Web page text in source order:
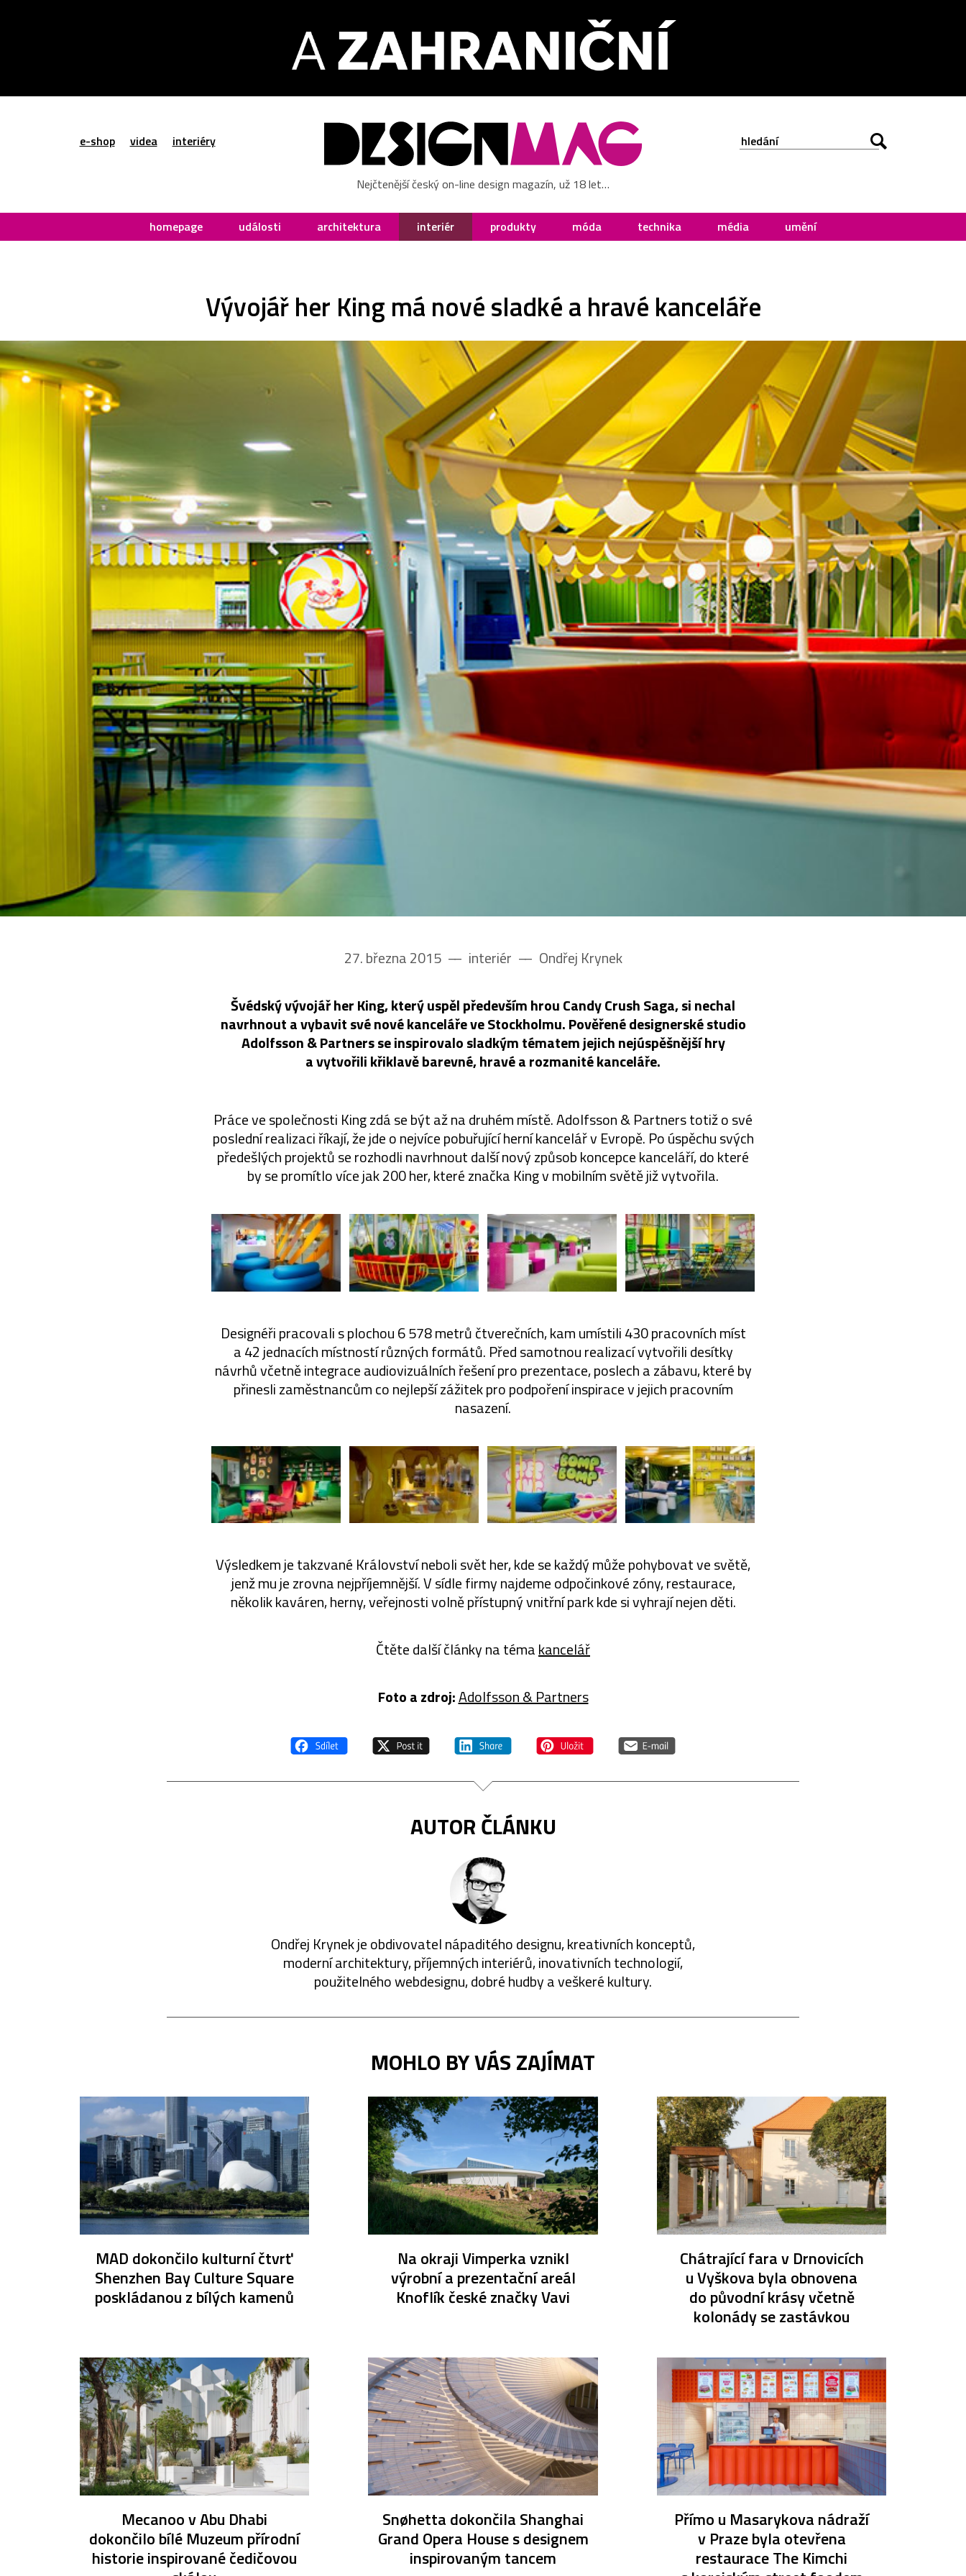
e-shop videa interiéry
Nejčtenější český on-line design magazín, už 18 let…
homepage události architektura interiér produkty móda technika média umění
Vývojář her King má nové sladké a hravé kanceláře
27. března 2015 –– interiér –– Ondřej Krynek
Švédský vývojář her King, který uspěl především hrou Candy Crush Saga, si nechal
navrhnout a vybavit své nové kanceláře ve Stockholmu. Pověřené designerské studio
Adolfsson & Partners se inspirovalo sladkým tématem jejich nejúspěšnější hry
a vytvořili křiklavě barevné, hravé a rozmanité kanceláře.
Práce ve společnosti King zdá se být až na druhém místě. Adolfsson & Partners totiž o své
poslední realizaci říkají, že jde o nejvíce pobuřující herní kancelář v Evropě. Po úspěchu svých
předešlých projektů se rozhodli navrhnout další nový způsob koncepce kanceláří, do které
by se promítlo více jak 200 her, které značka King v mobilním světě již vytvořila.
Designéři pracovali s plochou 6 578 metrů čtverečních, kam umístili 430 pracovních míst
a 42 jednacích místností různých formátů. Před samotnou realizací vytvořili desítky
návrhů včetně integrace audiovizuálních řešení pro prezentace, poslech a zábavu, které by
přinesli zaměstnancům co nejlepší zážitek pro podpoření inspirace v jejich pracovním
nasazení.
Výsledkem je takzvané Království neboli svět her, kde se každý může pohybovat ve světě,
jenž mu je zrovna nejpříjemnější. V sídle firmy najdeme odpočinkové zóny, restaurace,
několik kaváren, herny, veřejnosti volně přístupný vnitřní park kde si vyhrají nejen děti.
Čtěte další články na témakancelář
Foto a zdroj:Adolfsson & Partners
AUTOR ČLÁNKU
Ondřej Krynek je obdivovatel nápaditého designu, kreativních konceptů,
moderní architektury, příjemných interiérů, inovativních technologií,
použitelného webdesignu, dobré hudby a veškeré kultury.
MOHLO BY VÁS ZAJÍMAT
MAD dokončilo kulturní čtvrť
Shenzhen Bay Culture Square
poskládanou z bílých kamenů
Na okraji Vimperka vznikl
výrobní a prezentační areál
Knoflík české značky Vavi
Chátrající fara v Drnovicích
u Vyškova byla obnovena
do původní krásy včetně
kolonády se zastávkou
Mecanoo v Abu Dhabi
dokončilo bílé Muzeum přírodní
historie inspirované čedičovou
Snøhetta dokončila Shanghai
Grand Opera House s designem
inspirovaným tancem
Přímo u Masarykova nádraží
v Praze byla otevřena
restaurace The Kimchi